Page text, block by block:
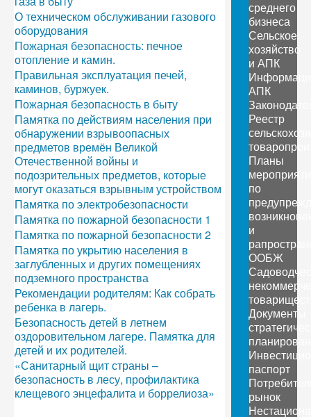
О техническом обслуживании газового
оборудования
Пожарная безопасность: печное
отопление и камин.
Правильная эксплуатация печей,
каминов, буржуек.
Пожарная безопасность в быту
Памятка по действиям населения при
обнаружении взрывоопасных
предметов времён Великой
Отечественной войны и
подозрительных предметов, которые
могут оказаться взрывным устройством
Памятка по электробезопасности
Памятка по пожарной безопасности 1
Памятка по пожарной безопасности 2
Памятка по укрытию населения в
заглубленных и других помещениях
подземного пространства
Рекомендации родителям: Как собрать
ребенка в лагерь.
Безопасность детей в летнем
оздоровительном лагере. Памятка для
детей и их родителей.
«Санитарный щит страны –
безопасность в лесу, профилактика
клещевого энцефалита и боррелиоза»
среднего
бизнеса
Сельское
хозяйство
и АПК
АПК
Реестр
Планы
по
и
ООБЖ
Документы
паспорт
рынок